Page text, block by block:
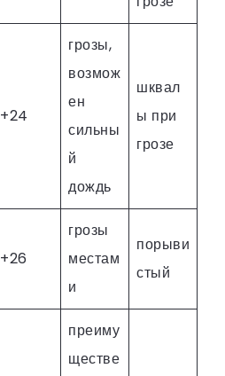
+24
грозы,
возмож
ен
сильны
й
дождь
шквал
ы при
грозе
+26
грозы
местам
и
порыви
стый
преиму
ществе